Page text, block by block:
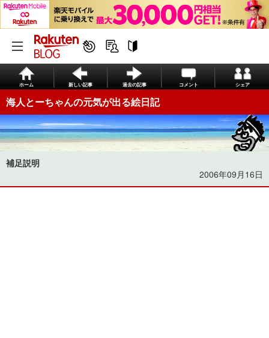
ホーム 新しい記事 過去の記事 コメント シェア
海人とーちゃんの元気が出る絵日記
補足説明
2006年09月16日